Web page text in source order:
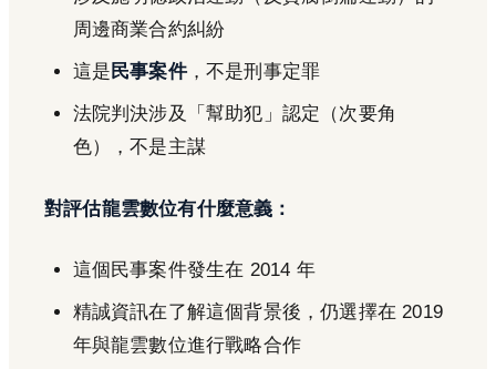
周邊商業合約糾紛
這是 民事案件，不是刑事定罪
法院判決涉及「幫助犯」認定（次要角
色），不是主謀
對評估龍雲數位有什麼意義：
這個民事案件發生在 2014 年
精誠資訊在了解這個背景後，仍選擇在 2019
年與龍雲數位進行戰略合作